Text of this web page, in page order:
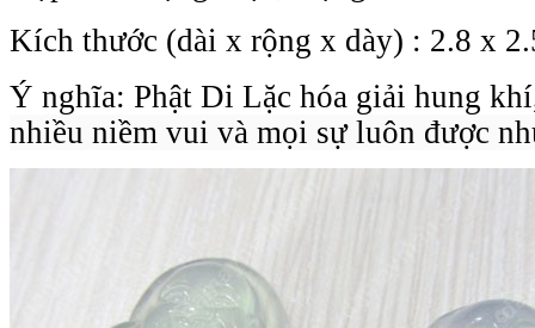
Kích thước (dài x rộng x dày) : 2.8 x
Ý nghĩa: Phật Di Lặc hóa giải hung
nhiều niềm vui và mọi sự luôn được